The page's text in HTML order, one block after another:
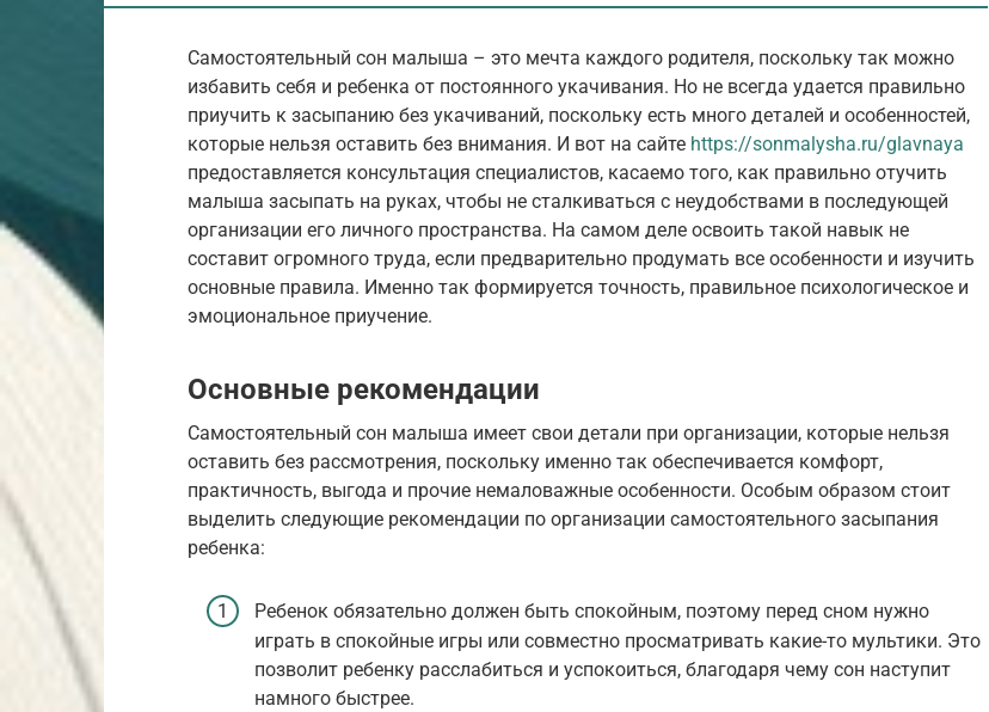
Самостоятельный сон малыша – это мечта каждого родителя, поскольку так можно
избавить себя и ребенка от постоянного укачивания. Но не всегда удается правильно
приучить к засыпанию без укачиваний, поскольку есть много деталей и особенностей,
которые нельзя оставить без внимания. И вот на сайте https://sonmalysha.ru/glavnaya
предоставляется консультация специалистов, касаемо того, как правильно отучить
малыша засыпать на руках, чтобы не сталкиваться с неудобствами в последующей
организации его личного пространства. На самом деле освоить такой навык не
составит огромного труда, если предварительно продумать все особенности и изучить
основные правила. Именно так формируется точность, правильное психологическое и
эмоциональное приучение.
Основные рекомендации
Самостоятельный сон малыша имеет свои детали при организации, которые нельзя
оставить без рассмотрения, поскольку именно так обеспечивается комфорт,
практичность, выгода и прочие немаловажные особенности. Особым образом стоит
выделить следующие рекомендации по организации самостоятельного засыпания
ребенка:
Ребенок обязательно должен быть спокойным, поэтому перед сном нужно
играть в спокойные игры или совместно просматривать какие-то мультики. Это
позволит ребенку расслабиться и успокоиться, благодаря чему сон наступит
намного быстрее.